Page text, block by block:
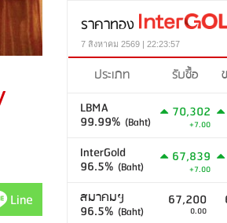
Line
ราคาทอง
7 สิงหาคม 2569 | 22:23:57
ประเภท รับซื้อ
LBMA
99.99% (Baht)
70,302
+7.00
InterGold
96.5% (Baht)
67,839
+7.00
สมาคมฯ
96.5% (Baht)
67,200
0.00